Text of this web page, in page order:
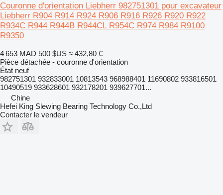
Couronne d'orientation Liebherr 982751301 pour excavateur
Liebherr R904 R914 R924 R906 R916 R926 R920 R922
R934C R944 R944B R944CL R954C R974 R984 R9100
R9350
4 653 MAD 500 $US ≈ 432,80 €
Pièce détachée - couronne d'orientation
État neuf
982751301 932833001 10813543 968988401 11690802 933816501
10490519 933628601 932178201 939627701...
Chine
Hefei King Slewing Bearing Technology Co.,Ltd
Contacter le vendeur